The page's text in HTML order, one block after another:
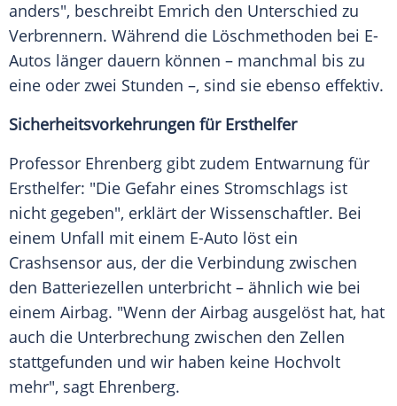
anders", beschreibt Emrich den Unterschied zu
Verbrennern. Während die Löschmethoden bei E-
Autos länger dauern können – manchmal bis zu
eine oder zwei Stunden –, sind sie ebenso effektiv.
Sicherheitsvorkehrungen für Ersthelfer
Professor Ehrenberg gibt zudem Entwarnung für
Ersthelfer: "Die Gefahr eines Stromschlags ist
nicht gegeben", erklärt der Wissenschaftler. Bei
einem Unfall mit einem E-Auto löst ein
Crashsensor aus, der die Verbindung zwischen
den Batteriezellen unterbricht – ähnlich wie bei
einem Airbag. "Wenn der Airbag ausgelöst hat, hat
auch die Unterbrechung zwischen den Zellen
stattgefunden und wir haben keine Hochvolt
mehr", sagt Ehrenberg.